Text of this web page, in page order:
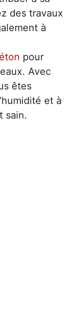
des travaux
à
pour
Avec
êtes
et à
sain.